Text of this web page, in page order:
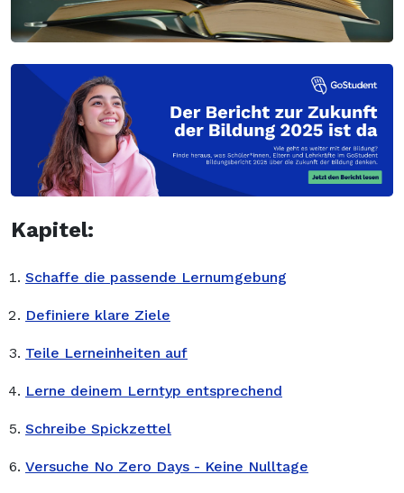
Kapitel:
Schaffe die passende Lernumgebung
Definiere klare Ziele
Teile Lerneinheiten auf
Lerne deinem Lerntyp entsprechend
Schreibe Spickzettel
Versuche No Zero Days - Keine Nulltage